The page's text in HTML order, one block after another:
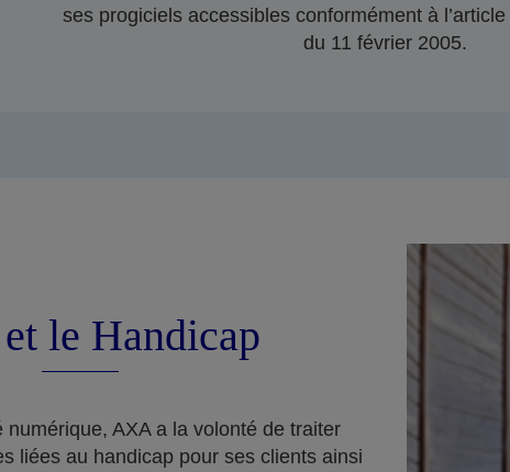
ses progiciels accessibles conformément à
du 11 février 2005.
le Handicap
AXA a la volonté de traiter
liées au handicap pour ses clients ainsi